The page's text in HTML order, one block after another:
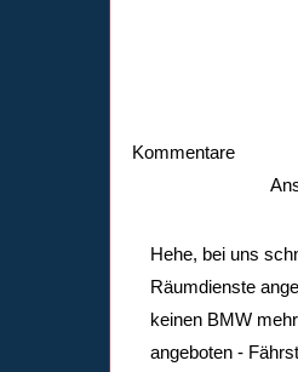
Kommentare
Hehe, bei uns
Räumdienste
keinen BMW
angeboten -